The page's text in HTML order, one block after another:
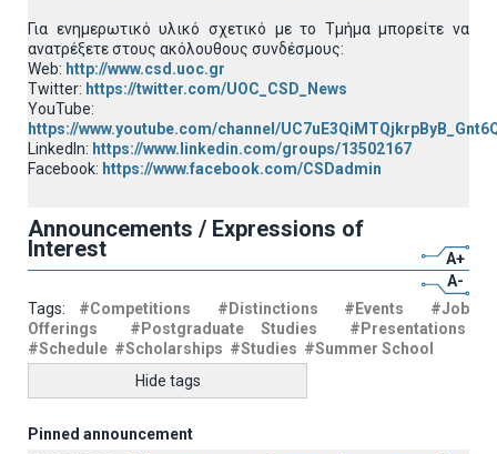
Για ενημερωτικό υλικό σχετικό με το Τμήμα μπορείτε να
ανατρέξετε στους ακόλουθους συνδέσμους:
Web: http://www.csd.uoc.gr
Twitter: https://twitter.com/UOC_CSD_News
YouTube:
https://www.youtube.com/channel/
LinkedIn: https://www.linkedin.com/groups/13502167
Facebook: https://www.facebook.com/CSDadmin
Announcements / Expressions of
Interest
A+
A-
Tags: #Competitions #Distinctions #Events
#Job
Offerings
#Postgraduate Studies
#Presentations
#Schedule #Scholarships #Studies #Summer School
Hide tags
Pinned announcement